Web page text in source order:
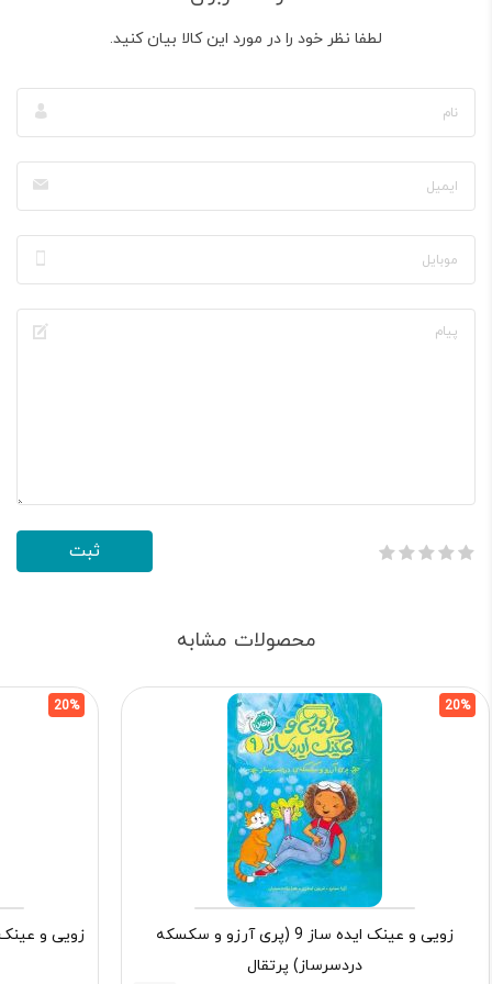
لطفا نظر خود را در مورد این کالا بیان کنید.
محصولات مشابه
20%
زویی و عینک ایده ساز 9 (پری آرزو و سکسکه
دردسرساز) پرتقال
20%